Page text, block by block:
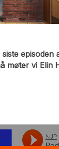
episoden
møter vi Elin